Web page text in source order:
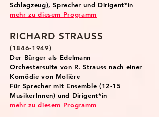
Schlagzeug), Sprecher und Dirigent*in
mehr zu diesem Programm
RICHARD STRAUSS
(1846-1949)
Der Bürger als Edelmann
Orchestersuite von R. Strauss nach einer
Komödie von Molière
Für Sprecher mit Ensemble (12-15
MusikerInnen) und Dirigent*in
mehr zu diesem Programm